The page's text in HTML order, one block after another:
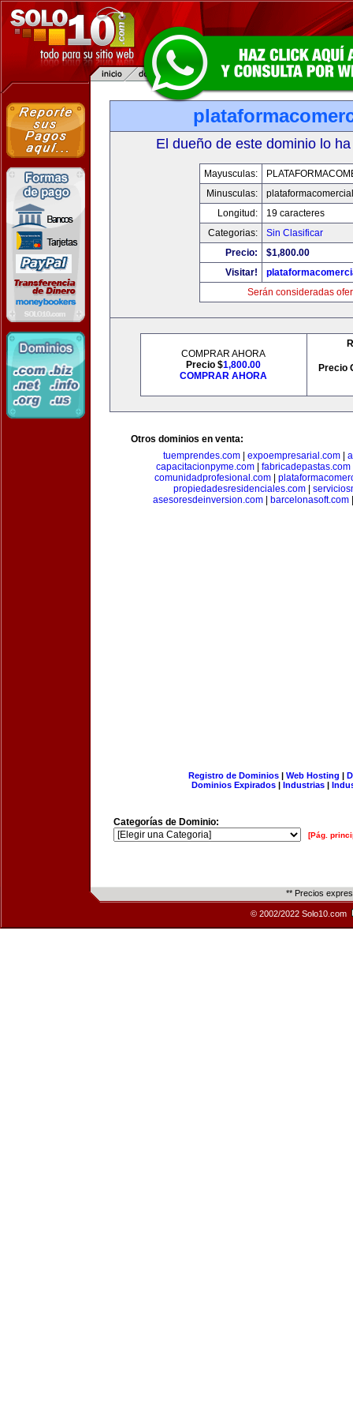
El dueño de este dominio lo
Mayusculas:
Minusculas:
Longitud:
19 caracteres
Categorias:
Sin Clasificar
Precio:
$1,800.00
Visitar!
Serán consideradas
COMPRAR AHORA
Precio $1,800.00
COMPRAR AHORA
Precio
Otros dominios en venta:
tuemprendes.com
expoempresarial.com
capacitacionpyme.com
fabricadepastas.com
comunidadprofesional.com|
propiedadesresidenciales.com
asesoresdeinversion.com
barcelonasoft.com
Registro de Dominios| Web Hosting |
Dominios Expirados | Industrias |
Categorías de Dominio:
[Pág.
** Precios
© 2002/2022 Solo10.com